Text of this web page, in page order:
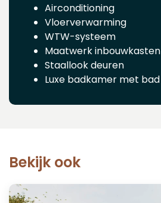
Airconditioning
Vloerverwarming
WTW-systeem
Maatwerk inbouwkasten
Staallook deuren
Luxe badkamer met bad
Bekijk ook